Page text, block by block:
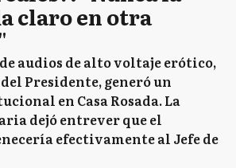
claro en otra
audios de alto voltaje erótico,
Presidente, generó un
en Casa Rosada. La
dejó entrever que el
efectivamente al Jefe de